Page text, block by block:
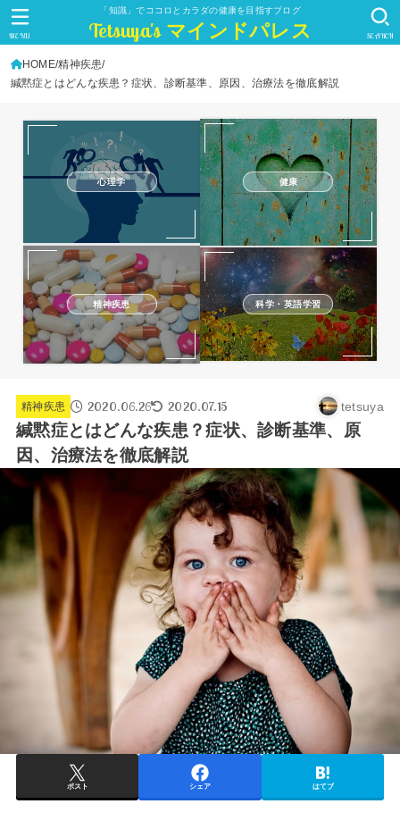
「知識」でココロとカラダの健康を目指すブログ
Tetsuya's マインドパレス SEARCH
MENU
HOME 精神疾患
緘黙症とはどんな疾患？症状、診断基準、原因、治療法を徹底解説
心理学 健康
精神疾患 科学・英語学習
精神疾患 2020.06.26 2020.07.15 tetsuya
緘黙症とはどんな疾患？症状、診断基準、原
因、治療法を徹底解説
ポスト シェア はてブ